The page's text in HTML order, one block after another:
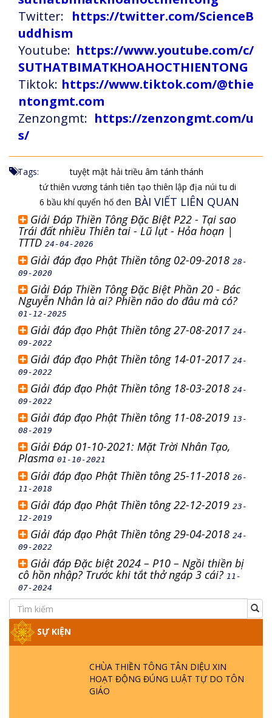
Twitter: https://twitter.com/ScienceB
uddhism
Youtube: https://www.youtube.com/c/
SUTHATBIMATKHOAHOCTHIENTONG
Tiktok: https://www.tiktok.com/@thie
ntongmt.com
Zenzongmt: https://zenzongmt.com/u
s/
Tags: tuyệt mật hải triều âm tánh thánh
tứ thiên vương tánh tiên tạo thiên lập địa núi tu di
6 bầu khí quyển hố đen BÀI VIẾT LIÊN QUAN
Giải Đáp Thiền Tông Đặc Biệt P22 - Tại sao
Trái đất nhiều Thiên tai - Lũ lụt - Hỏa hoạn |
TTTD 24-04-2026
Giải đáp đạo Phật Thiền tông 02-09-2018 28-
09-2020
Giải Đáp Thiền Tông Đặc Biệt Phần 20 - Bác
Nguyễn Nhân là ai? Phiền não do đâu mà có?
01-12-2025
Giải đáp đạo Phật Thiền tông 27-08-2017 24-
09-2022
Giải đáp đạo Phật Thiền tông 14-01-2017 24-
09-2022
Giải đáp đạo Phật Thiền tông 18-03-2018 24-
09-2022
Giải đáp đạo Phật Thiền tông 11-08-2019 13-
08-2019
Giải Đáp 01-10-2021: Mặt Trời Nhân Tạo,
Plasma 01-10-2021
Giải đáp đạo Phật Thiền tông 25-11-2018 26-
11-2018
Giải đáp đạo Phật Thiền tông 22-12-2019 23-
12-2019
Giải đáp đạo Phật Thiền tông 29-04-2018 24-
09-2022
Giải đáp Đặc biệt 2024 – P10 – Ngồi thiền bị
cô hồn nhập? Trước khi tắt thở ngáp 3 cái? 11-
07-2024
SỰ KIỆN
CHÙA THIỀN TÔNG TÂN DIỆU XIN
HOẠT ĐỘNG ĐÚNG LUẬT TỰ DO TÔN
GIÁO